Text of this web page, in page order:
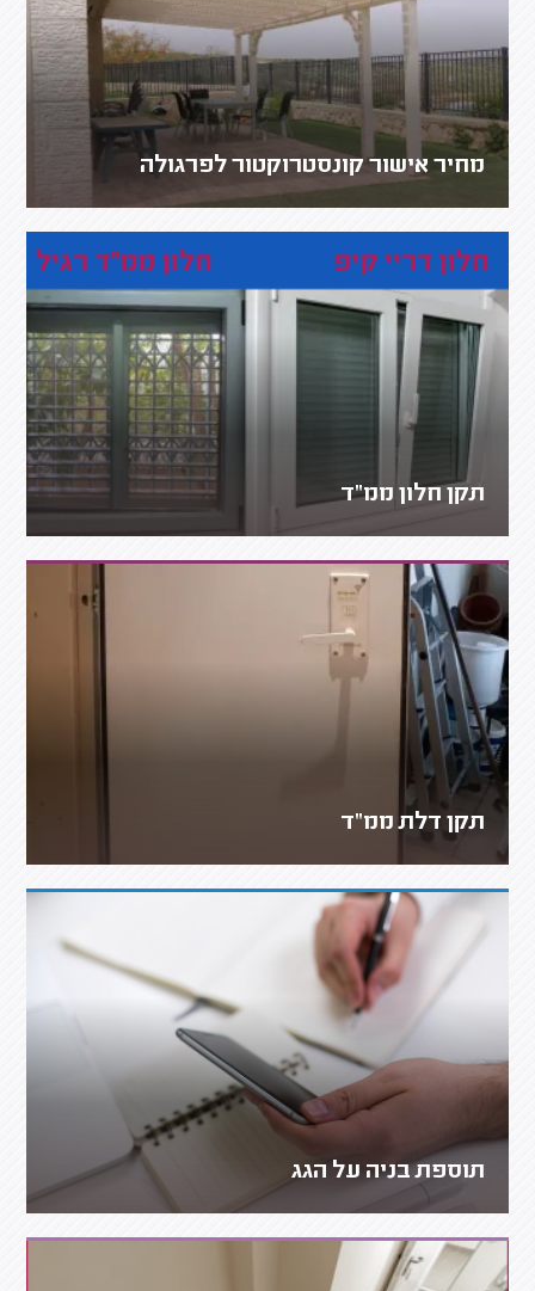
מחיר אישור קונסטרוקטור לפרגולה
תקן חלון ממ"ד
תקן דלת ממ"ד
תוספת בניה על הגג